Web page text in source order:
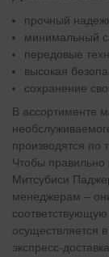
прочный
минимальный
передовые
высокая
сохранение
В ассортименте
производятся по
Чтобы правильно
Митсубиси
менеджерам –
соответствующую
осуществляется
экспресс-